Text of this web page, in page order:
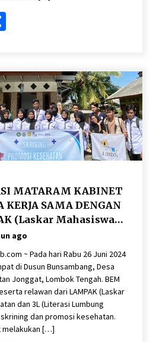
DOMPU AMANKAN
DI KECAMATAN
SABU DISITA
Share
MATARAM KABINET
KERJA SAMA DENGAN
(Laskar Mahasiswa
3L (Literasi
MELAKSANAKAN
KESEHATAN
ago
~ Pada hari Rabu 26 Juni 2024
di Dusun Bunsambang, Desa
Jonggat, Lombok Tengah. BEM
relawan dari LAMPAK (Laskar
dan 3L (Literasi Lumbung
dan promosi kesehatan.
melakukan […]